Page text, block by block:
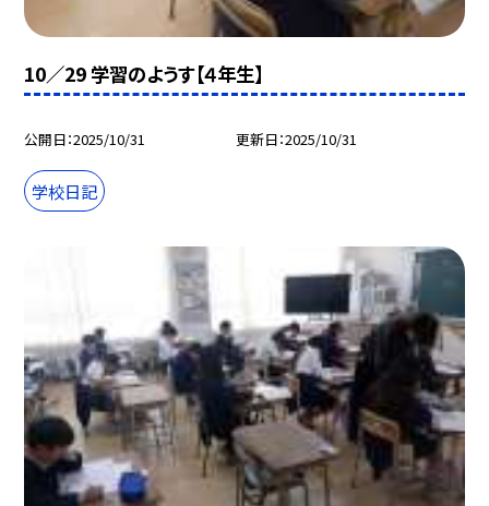
10／29 学習のようす【４年生】
公開日 2025/10/31 更新日 2025/10/31
学校日記